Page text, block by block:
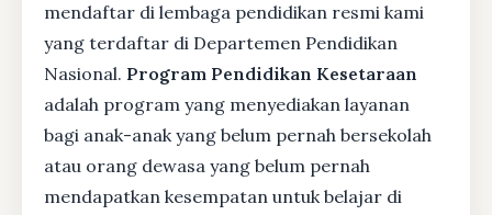
mendaftar di lembaga pendidikan resmi kami
yang terdaftar di Departemen Pendidikan
Nasional. Program Pendidikan Kesetaraan
adalah program yang menyediakan layanan
bagi anak-anak yang belum pernah bersekolah
atau orang dewasa yang belum pernah
mendapatkan kesempatan untuk belajar di